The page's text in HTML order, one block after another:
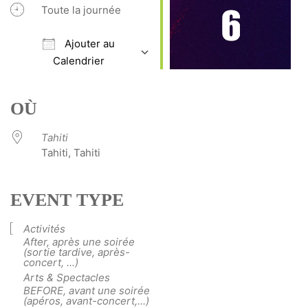
Toute la journée
Ajouter au
Calendrier
OÙ
Tahiti
Tahiti, Tahiti
EVENT TYPE
Activités
After, après une soirée
(sortie tardive, après-
concert, ...)
Arts & Spectacles
BEFORE, avant une soirée
(apéros, avant-concert,...)